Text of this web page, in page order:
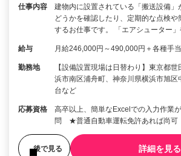
仕事内容
建物内に設置されている「搬送設備」
どうかを確認したり、定期的な点検や
するお仕事です。 「エアシューター
給与 月給246,000円～490,000円＋各種手当
勤務地
【設備設置現場は日替わり】東京都
浜市南区浦舟町、神奈川県横浜市旭区
台など
応募資格
高卒以上、簡単なExcelでの入力作
問 ★普通自動車運転免許あれば尚可
後で見る 詳細を見る